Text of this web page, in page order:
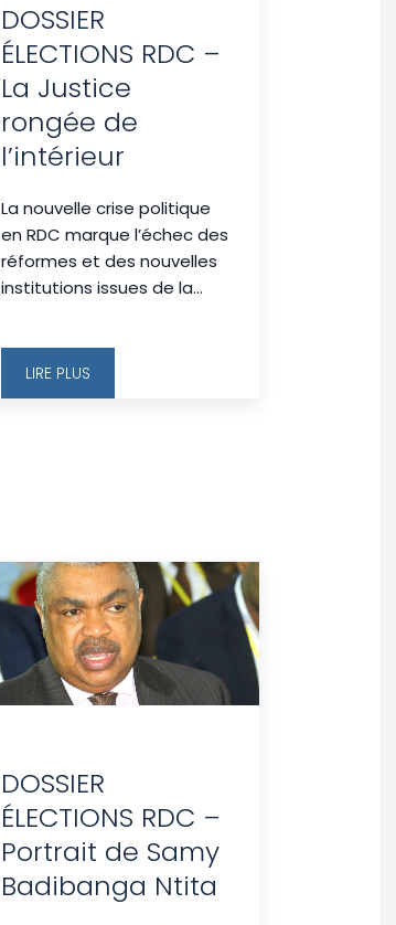
DOSSIER
ÉLECTIONS RDC –
La Justice
rongée de
l’intérieur
La nouvelle crise politique
en RDC marque l’échec des
réformes et des nouvelles
institutions issues de la...
LIRE PLUS
DOSSIER
ÉLECTIONS RDC –
Portrait de Samy
Badibanga Ntita